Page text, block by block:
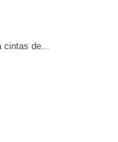
cintas de...